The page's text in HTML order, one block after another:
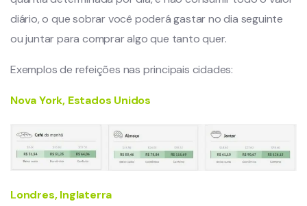
diário, o que sobrar você poderá gastar no dia seguinte
ou juntar para comprar algo que tanto quer.
Exemplos de refeições nas principais cidades:
Nova York, Estados Unidos
Londres, Inglaterra